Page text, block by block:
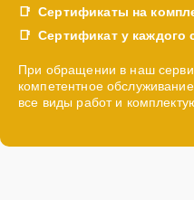
Сертификаты на
Сертификат у каждого
При обращении в наш
компетентное
все виды работ и